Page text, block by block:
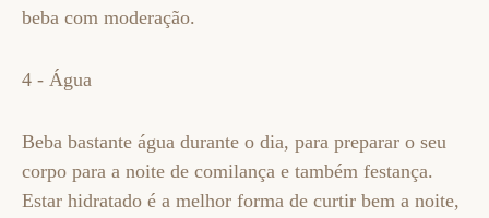
beba com moderação.
4 - Água
Beba bastante água durante o dia, para preparar o seu
corpo para a noite de comilança e também festança.
Estar hidratado é a melhor forma de curtir bem a noite,